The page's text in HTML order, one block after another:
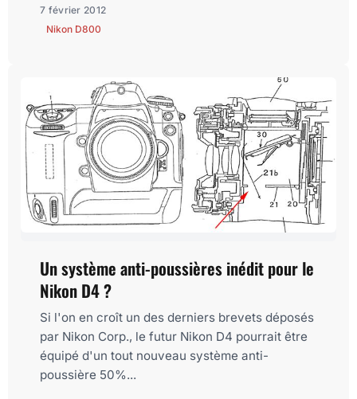
7 février 2012
Nikon D800
Un système anti-poussières inédit pour le
Nikon D4 ?
Si l'on en croît un des derniers brevets déposés
par Nikon Corp., le futur Nikon D4 pourrait être
équipé d'un tout nouveau système anti-
poussière 50%...